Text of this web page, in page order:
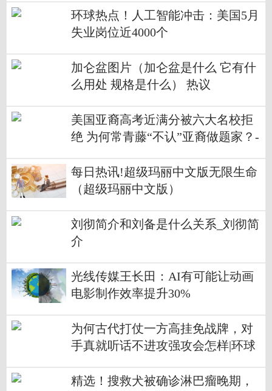
环球热点！人工智能冲击：美国5月
失业岗位近4000个
加仑盆图片（加仑盆是什么 它有什
么用处 规格是什么） 热议
美国亚裔高考近满分被六大名校拒
绝 为何常青藤“不认”亚裔做题家？-
每日热讯!超级玛丽中文版无限生命
（超级玛丽中文版）
刘彻简介和刘备是什么关系_刘彻简
介
光线传媒王长田：AI有可能让动画
电影制作效率提升30%
为何古代打仗一方高挂免战牌，对
手真就听话不进攻强攻会怎样|环球
精选！搜救犬被确诊淋巴瘤晚期，